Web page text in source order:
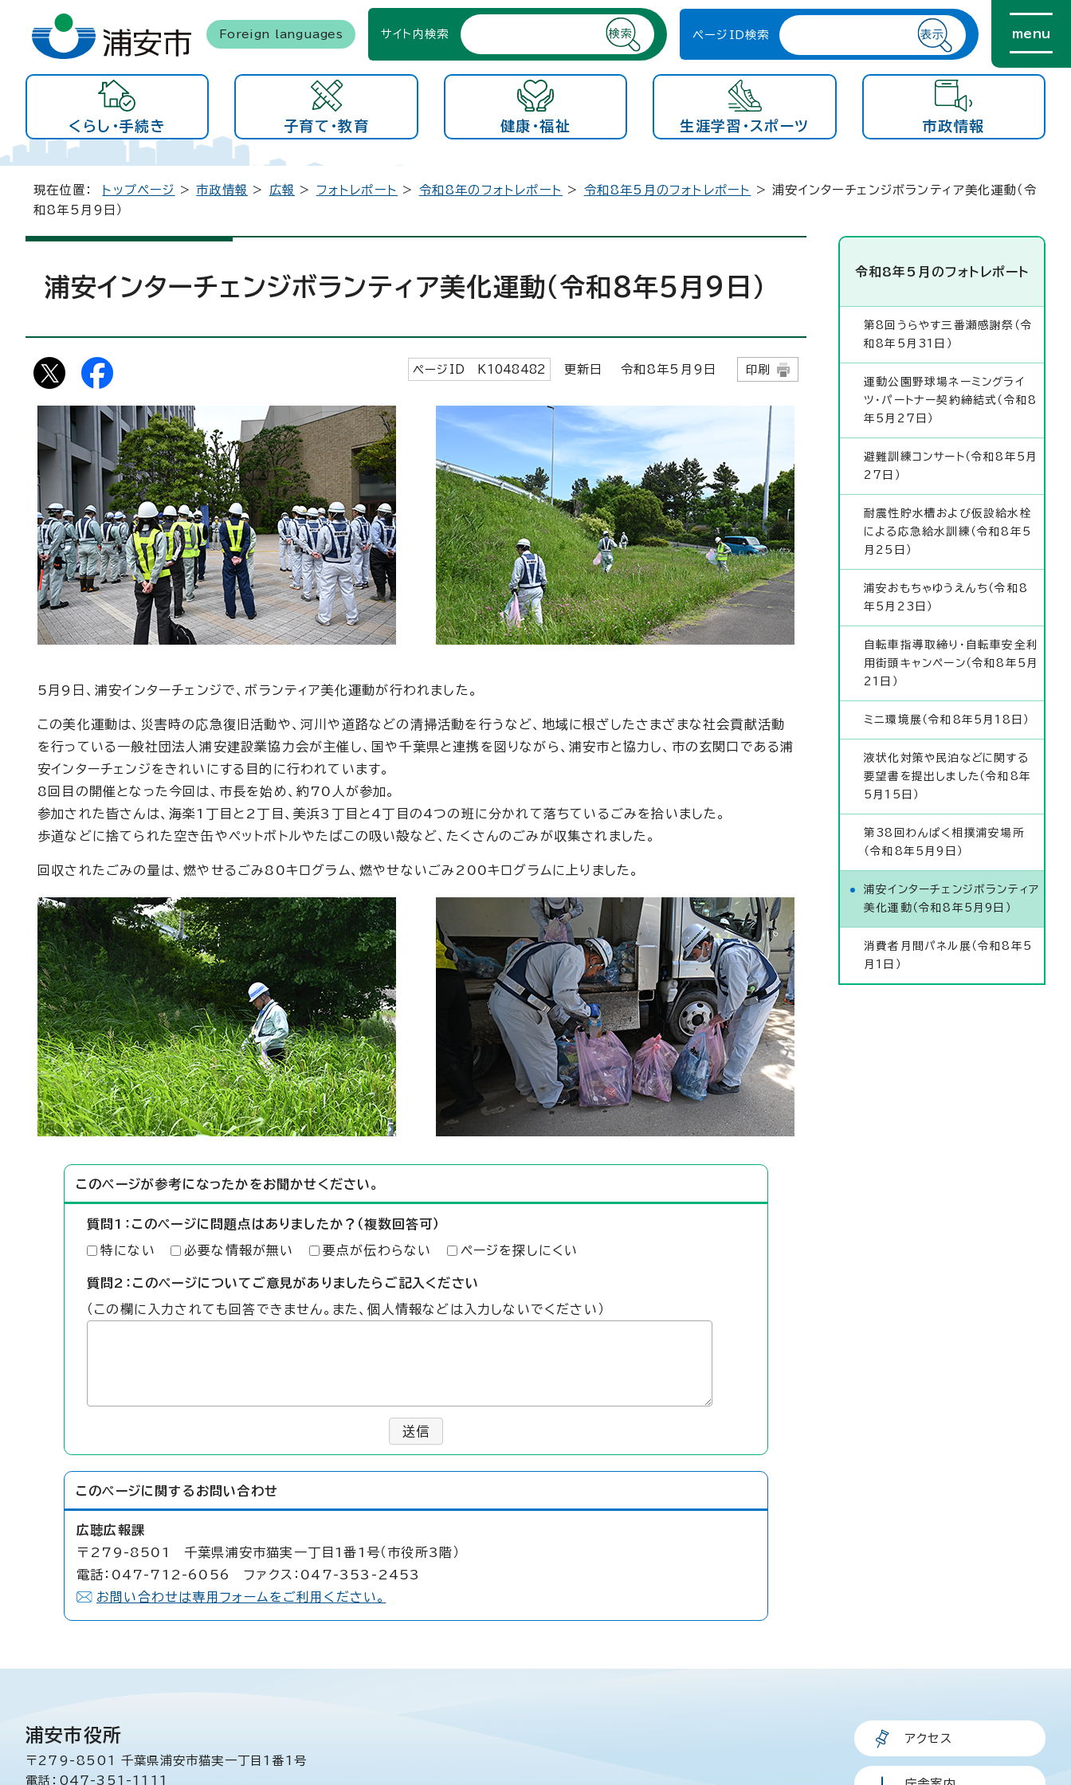
Foreign languages サイト内検索 ページID検索 menu
くらし・手続き 子育て・教育 健康・福祉 生涯学習・スポーツ 市政情報
現在位置： トップページ >市政情報 > 広報 > フォトレポート > 令和8年のフォトレポート > 令和8年5月のフォトレポート
> 浦安インターチェンジボランティア美化運動（令
和8年5月9日）
浦安インターチェンジボランティア美化運動（令和8年5月9日）
ページID K 1048482 更新日 令和8年5月9日 印刷
5月9日、浦安インターチェンジで、ボランティア美化運動が行われました。
この美化運動は、災害時の応急復旧活動や、河川や道路などの清掃活動を行うなど、地域に根ざしたさまざまな社会貢献活動
を行っている一般社団法人浦安建設業協力会が主催し、国や千葉県と連携を図りながら、浦安市と協力し、市の玄関口である浦
安インターチェンジをきれいにする目的に行われています。
8回目の開催となった今回は、市長を始め、約70人が参加。
参加された皆さんは、海楽1丁目と2丁目、美浜3丁目と4丁目の4つの班に分かれて落ちているごみを拾いました。
歩道などに捨てられた空き缶やペットボトルやたばこの吸い殻など、たくさんのごみが収集されました。
回収されたごみの量は、燃やせるごみ80キログラム、燃やせないごみ200キログラムに上りました。
このページが参考になったかをお聞かせください。
質問1：このページに問題点はありましたか？（複数回答可）
特にない 必要な情報が無い 要点が伝わらない ページを探しにくい
質問2：このページについてご意見がありましたらご記入ください
（この欄に入力されても回答できません。また、個人情報などは入力しないでください）
送信
このページに関する お問い合わせ
広聴広報課
〒279-8501 千葉県浦安市猫実一丁目1番1号（市役所3階）
電話：047-712-6056 ファクス：047-353-2453
お問い合わせは専用フォームをご利用ください。
令和8年5月のフォトレポート
第8回うらやす三番瀬感謝祭（令
和8年5月31日）
運動公園野球場ネーミングライ
ツ・パートナー契約締結式（令和8
年5月27日）
避難訓練コンサート（令和8年5月
27日）
耐震性貯水槽および仮設給水栓
による応急給水訓練（令和8年5
月25日）
浦安おもちゃゆうえんち（令和8
年5月23日）
自転車指導取締り・自転車安全利
用街頭キャンペーン（令和8年5月
21日）
ミニ環境展（令和8年5月18日）
液状化対策や民泊などに関する
要望書を提出しました（令和8年
5月15日）
第38回わんぱく相撲浦安場所
（令和8年5月9日）
浦安インターチェンジボランティア
美化運動（令和8年5月9日）
消費者月間パネル展（令和8年5
月1日）
浦安市役所
〒279-8501 千葉県浦安市猫実一丁目1番1号
電話：047-351-1111
アクセス